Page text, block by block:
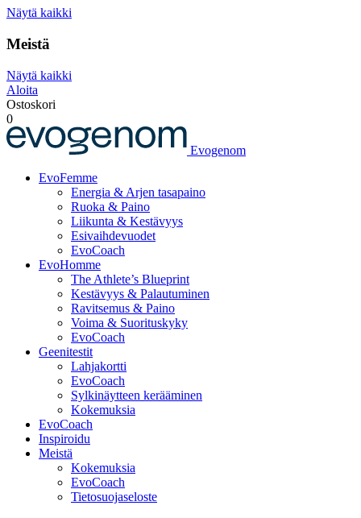
Näytä kaikki
Meistä
Näytä kaikki
Aloita
Ostoskori
0
Evogenom
EvoFemme
Energia & Arjen tasapaino
Ruoka & Paino
Liikunta & Kestävyys
Esivaihdevuodet
EvoCoach
EvoHomme
The Athlete’s Blueprint
Kestävyys & Palautuminen
Ravitsemus & Paino
Voima & Suorituskyky
EvoCoach
Geenitestit
Lahjakortti
EvoCoach
Sylkinäytteen kerääminen
Kokemuksia
EvoCoach
Inspiroidu
Meistä
Kokemuksia
EvoCoach
Tietosuojaseloste